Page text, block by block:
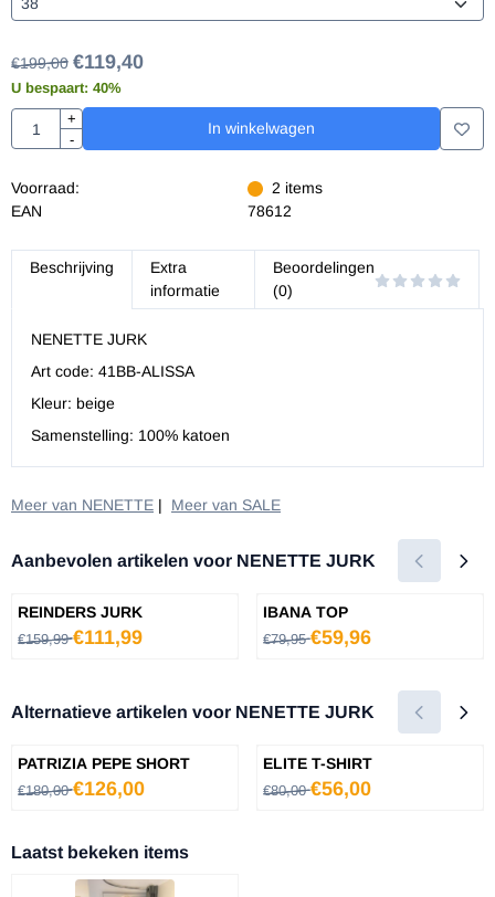
€199,00 €119,40
U bespaart: 40%
Aantal
+
-
In winkelwagen
Voorraad: 2 items
EAN
78612
Beschrijving
Extra
informatie
Beoordelingen
(0)
NENETTE JURK
Art code: 41BB-ALISSA
Kleur: beige
Samenstelling: 100% katoen
Meer van NENETTE | Meer van SALE
Aanbevolen artikelen voor NENETTE JURK
REINDERS JURK
Van 159,99 voor 111,99
€159,99€111,99
IBANA TOP
Van 79,95 voor 59,96
€79,95€59,96
Alternatieve artikelen voor NENETTE JURK
PATRIZIA PEPE SHORT
Van 180,00 voor 126,00
€180,00€126,00
ELITE T-SHIRT
Van 80,00 voor 56,00
€80,00€56,00
Laatst bekeken items